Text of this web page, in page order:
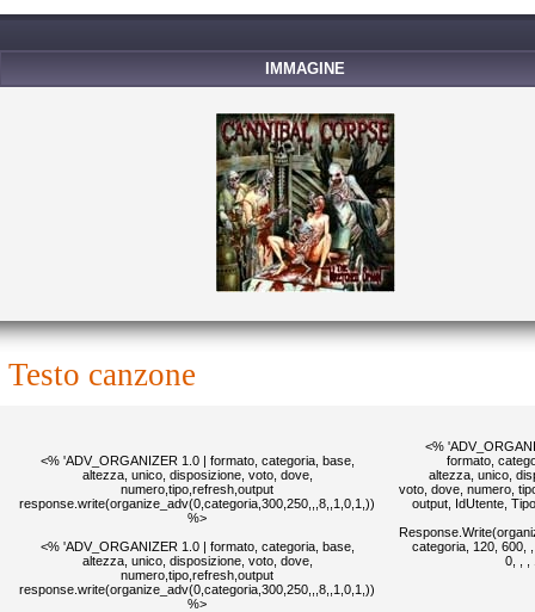
IMMAGINE
testo canzone
<% 'ADV_ORGANIZER 1.0 | formato, categoria, base,
altezza, unico, disposizione, voto, dove,
numero,tipo,refresh,output
response.write(organize_adv(0,categoria,300,250,,,8,,1,0,1,))
%>
<% 'ADV_ORGANIZER 1.0 | formato, categoria, base,
altezza, unico, disposizione, voto, dove,
numero,tipo,refresh,output
response.write(organize_adv(0,categoria,300,250,,,8,,1,0,1,))
%>
<%
formato,
altezza, unico,
voto, dove, numero,
output, IdUtente,
categoria, 120, 600,
0, , ,